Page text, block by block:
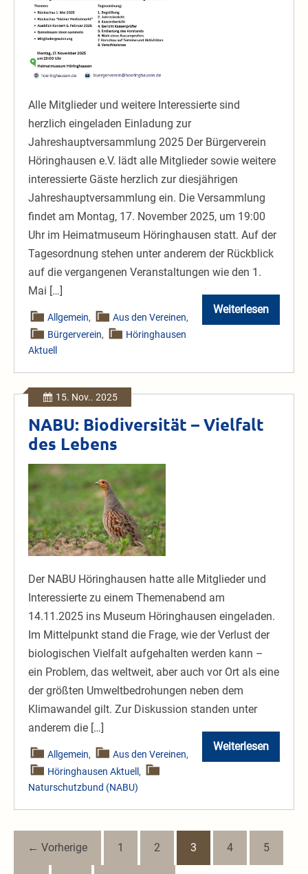
Alle Mitglieder und weitere Interessierte sind
herzlich eingeladen Einladung zur
Jahreshauptversammlung 2025 Der Bürgerverein
Höringhausen e.V. lädt alle Mitglieder sowie weitere
interessierte Gäste herzlich zur diesjährigen
Jahreshauptversammlung ein. Die Versammlung
findet am Montag, 17. November 2025, um 19:00
Uhr im Heimatmuseum Höringhausen statt. Auf der
Tagesordnung stehen unter anderem der Rückblick
auf die vergangenen Veranstaltungen wie den 1.
Mai […]
Weiterlesen
Bürgerverein
Höringhausen
Allgemein, Aus den Vereinen,
Bürgerverein,
Höringhausen
Aktuell
15. Nov.. 2025
NABU: Biodiversität – Vielfalt
des Lebens
NABU:
Biodiversität
Vielfalt
des
Der NABU Höringhausen hatte alle Mitglieder und
Interessierte zu einem Themenabend am
14.11.2025 ins Museum Höringhausen eingeladen.
Im Mittelpunkt stand die Frage, wie der Verlust der
biologischen Vielfalt aufgehalten werden kann –
ein Problem, das weltweit, aber auch vor Ort als eine
der größten Umweltbedrohungen neben dem
Klimawandel gilt.​ Zur Diskussion standen unter
anderem die […]
Weiterlesen
NABU:
Biodiversität
Allgemein, Aus den Vereinen,
Höringhausen Aktuell ,
Naturschutzbund (NABU)
← Vorherige 1 2 3 4 5